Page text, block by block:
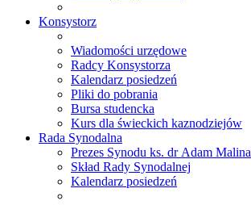
Konsystorz
Wiadomości urzędowe
Radcy Konsystorza
Kalendarz posiedzeń
Pliki do pobrania
Bursa studencka
Kurs dla świeckich kaznodziejów
Rada Synodalna
Prezes Synodu ks. dr Adam Malina
Skład Rady Synodalnej
Kalendarz posiedzeń